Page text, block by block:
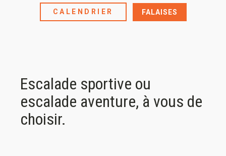
CALENDRIER FALAISES
Escalade sportive ou
escalade aventure, à vous de
choisir.